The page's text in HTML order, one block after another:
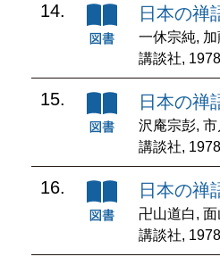
14. 日本の禅
一休宗純,
講談社,
15. 日本の禅
沢庵宗彭,
講談社,
16. 日本の禅
卍山道白,
講談社,